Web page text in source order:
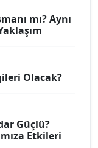
mı? Aynı
Olacak?
Güçlü?
Etkileri